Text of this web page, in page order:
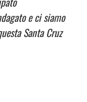
e ci siamo
Santa Cruz